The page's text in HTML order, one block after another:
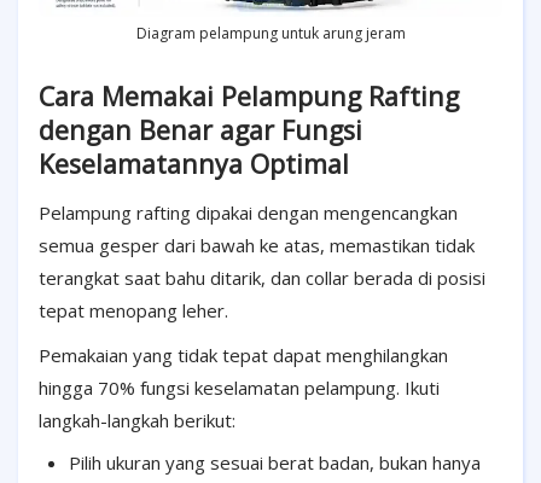
Diagram pelampung untuk arung jeram
Cara Memakai Pelampung Rafting
dengan Benar agar Fungsi
Keselamatannya Optimal
Pelampung rafting dipakai dengan mengencangkan
semua gesper dari bawah ke atas, memastikan tidak
terangkat saat bahu ditarik, dan collar berada di posisi
tepat menopang leher.
Pemakaian yang tidak tepat dapat menghilangkan
hingga 70% fungsi keselamatan pelampung. Ikuti
langkah-langkah berikut:
Pilih ukuran yang sesuai berat badan, bukan hanya